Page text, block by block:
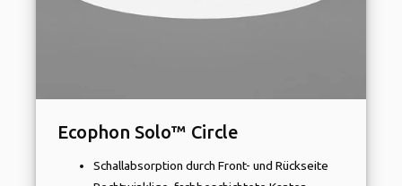
Ecophon Solo™ Circle
Schallabsorption durch Front- und Rückseite